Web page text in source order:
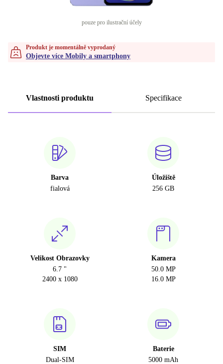
pouze pro ilustrační účely
Produkt je momentálně vyprodaný
Objevte více Mobily a smartphony
Vlastnosti produktu Specifikace
Barva
fialová
Úložiště
256 GB
Velikost Obrazovky
6.7 "
2400 x 1080
Kamera
50.0 MP
16.0 MP
SIM
Dual-SIM
Baterie
5000 mAh